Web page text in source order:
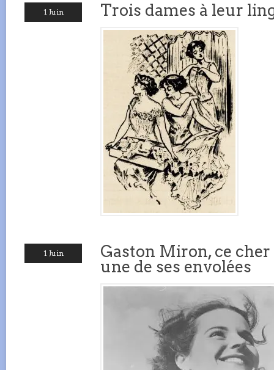
1 Juin Trois dames à leur
1 Juin
Gaston Miron, ce cher
une de ses envolées